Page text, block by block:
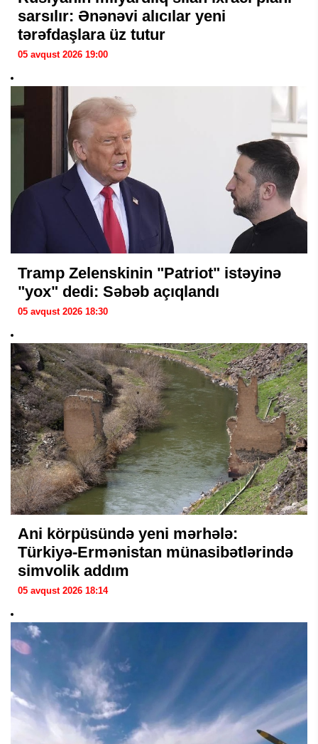
sarsılır: Ənənəvi alıcılar yeni
tərəfdaşlara üz tutur
05 avqust 2026 19:00
Tramp Zelenskinin "Patriot" istəyinə
"yox" dedi: Səbəb açıqlandı
05 avqust 2026 18:30
Ani körpüsündə yeni mərhələ:
Türkiyə-Ermənistan münasibətlərində
simvolik addım
05 avqust 2026 18:14